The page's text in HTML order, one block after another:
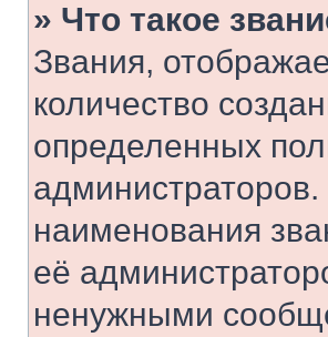
» Что такое
Звания,
количество
определенных
наименования
её
ненужными